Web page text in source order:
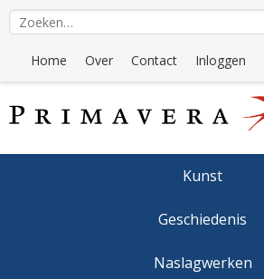
Home Over Contact Inloggen
Kunst
Geschiedenis
Naslagwerken